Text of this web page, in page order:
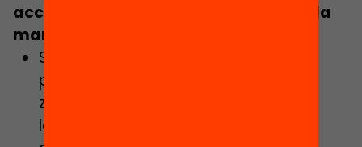
acció per apropar-nos als infants de la
manera més pautada i adient
Seguint aquest fil i sempre que sigui
possible, intentaríem crear racons i
zones atractives on convidar a la
lectura. Àrees lliures o trobades